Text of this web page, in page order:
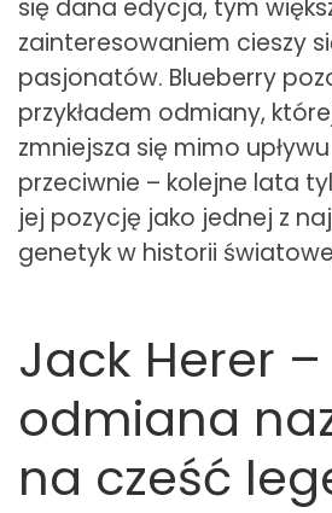
się dana edycja, tym
zainteresowaniem cieszy
pasjonatów. Blueberry
przykładem odmiany,
zmniejsza się mimo
przeciwnie – kolejne lata
jej pozycję jako jednej z
genetyk w historii
Jack Herer –
odmiana
na cześć